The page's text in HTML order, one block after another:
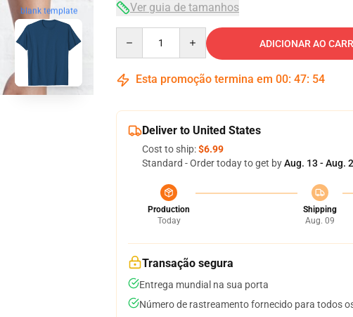
blank template Ver guia de tamanhos
ADICIONAR AO
Esta promoção termina em 00: 47: 53
Deliver to United States
Cost to ship:$6.99
Standard - Order today to get byAug. 13 - Aug.
Production
Today
Shipping
Aug. 09
Transação segura
Entrega mundial na sua porta
Número de rastreamento fornecido para todos